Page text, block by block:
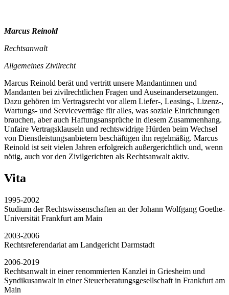
Marcus Reinold
Rechtsanwalt
Allgemeines Zivilrecht
Marcus Reinold berät und vertritt unsere Mandantinnen und
Mandanten bei zivilrechtlichen Fragen und Auseinandersetzungen.
Dazu gehören im Vertragsrecht vor allem Liefer-, Leasing-, Lizenz-,
Wartungs- und Serviceverträge für alles, was soziale Einrichtungen
brauchen, aber auch Haftungsansprüche in diesem Zusammenhang.
Unfaire Vertragsklauseln und rechtswidrige Hürden beim Wechsel
von Dienstleistungsanbietern beschäftigen ihn regelmäßig. Marcus
Reinold ist seit vielen Jahren erfolgreich außergerichtlich und, wenn
nötig, auch vor den Zivilgerichten als Rechtsanwalt aktiv.
Vita
1995-2002
Studium der Rechtswissenschaften an der Johann Wolfgang Goethe-
Universität Frankfurt am Main
2003-2006
Rechtsreferendariat am Landgericht Darmstadt
2006-2019
Rechtsanwalt in einer renommierten Kanzlei in Griesheim und
Syndikusanwalt in einer Steuerberatungsgesellschaft in Frankfurt am
Main